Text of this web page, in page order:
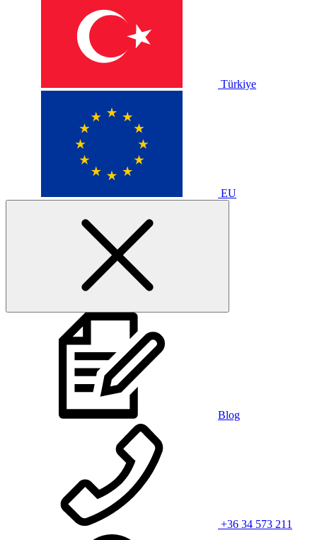
Türkiye
EU
Blog
+36 34 573 211